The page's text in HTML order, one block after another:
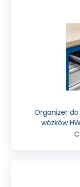
Organizer
wózków